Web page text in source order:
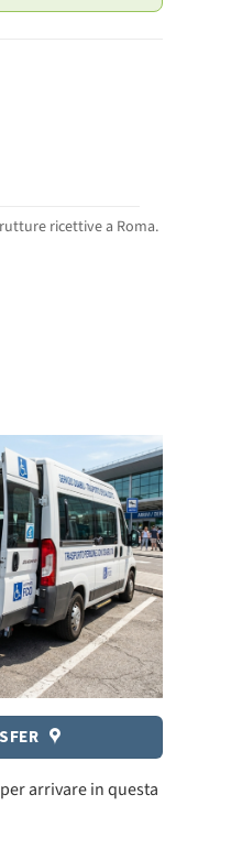
ricettive a Roma.
arrivare in questa